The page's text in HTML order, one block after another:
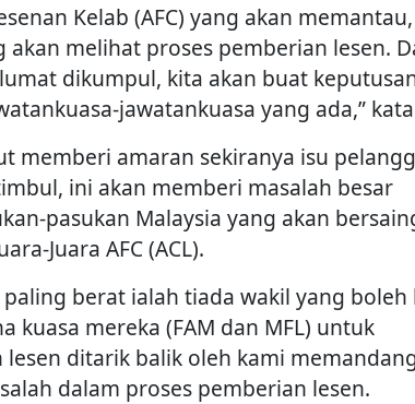
Kelab (AFC) yang akan memantau,
akan melihat proses pemberian lesen.
dikumpul, kita akan buat
jawatankuasa yang ada,”
memberi amaran sekiranya isu
ini akan memberi masalah besar
pasukan Malaysia yang akan
Juara AFC (ACL).
paling berat ialah tiada wakil yang boleh
kuasa mereka (FAM dan MFL) untuk
lesen ditarik balik oleh kami
dalam proses pemberian lesen.